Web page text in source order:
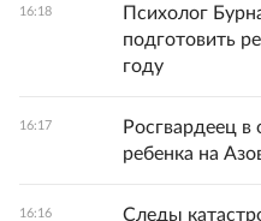
16:18
Психолог
подготовить
году
16:17
Росгвардеец в
ребенка на
16:16
Следы